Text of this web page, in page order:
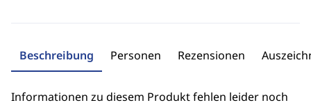
Beschreibung Personen Rezensionen
Informationen zu diesem Produkt fehlen leider noch